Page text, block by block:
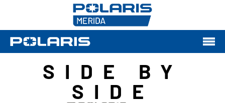
SIDE BY
SIDE